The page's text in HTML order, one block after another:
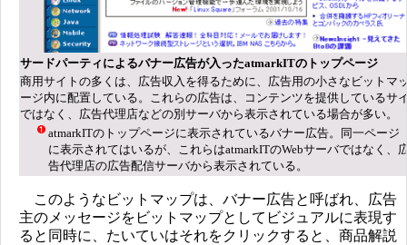
サードパーティによるバナー広告が入ったatmarkITのトップページ
商用サイトの多くは、広告収入を得るために、広告用の小さなビットマ
ージ内に配置している。これらの広告は、コンテンツを提供しているサ
ではなく、広告代理店などの別サーバから表示されている場合が多い。
atmarkITのトップページに表示されているバナー広告。同一ページ
に表示されてはいるが、これらはatmarkITのWebサーバではなく、
告代理店の広告配信サーバから表示されている。
このようなビットマップは、バナー広告と呼ばれ、広告
主のメッセージをビットマップとしてビジュアルに表現す
ると同時に、たいていはそれをクリックすると、商品解説